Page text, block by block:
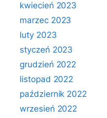
kwiecień 2023
marzec 2023
luty 2023
styczeń 2023
grudzień 2022
listopad 2022
październik 2022
wrzesień 2022